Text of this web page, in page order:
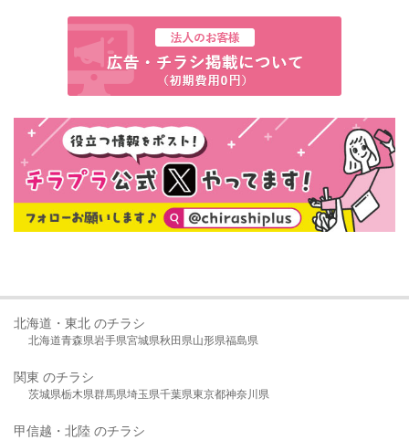
北海道・東北 のチラシ
北海道青森県岩手県宮城県秋田県山形県福島県
関東 のチラシ
茨城県栃木県群馬県埼玉県千葉県東京都神奈川県
甲信越・北陸 のチラシ